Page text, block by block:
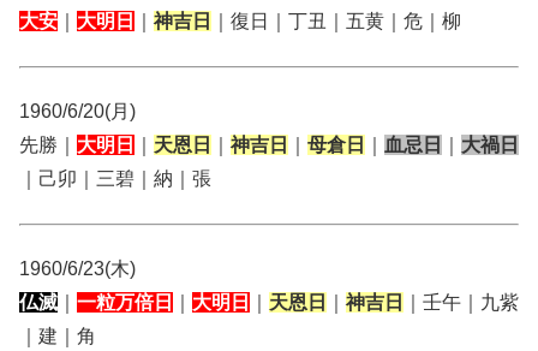
大安
大明日 神吉日 ｜復日｜丁丑｜五黄｜危｜柳
1960/6/20(月)
先勝｜ 大明日 天恩日 神吉日 母倉日 血忌日
大禍日
｜己卯｜三碧｜納｜張
1960/6/23(木)
仏滅
一粒万倍日 大明日 天恩日 神吉日
｜壬午｜九紫
｜建｜角